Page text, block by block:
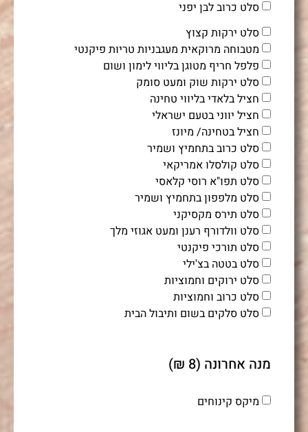
סלט כרוב לבן יפני
סלט ירקות קצוץ
מטבוחה מרוקאית מעגבניות טריות פיקנטי
פלפל חריף מטוגן בליווי לימון ושום
סלט ירקות שוק ומעט סומק
חציל בלאדי בליווי טחינה
חציל יווני בטעם ישראלי
חציל בטחינה/ מיונז
סלט כרוב בתחמיץ ושמיר
סלט קולסלו אמריקאי
סלט תפו"א רוסי קלאסי
סלט מלפפון בתחמיץ ושמיר
סלט תירס מקסיקני
סלט וולדורף רענן ומעט אגוזי מלך
סלט תורכי פיקנטי
סלט בטטה בצ'ילי
סלט ירוקים וחמוציות
סלט כרוב וחמוציות
סלט סלקים בשום ותיבול הבית
מנה אחרונה (8 ₪)
מיקס קינוחים